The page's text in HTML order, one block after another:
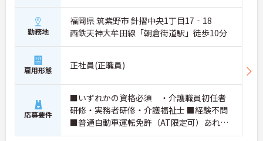
勤務地
福岡県 筑紫野市 針摺中央1丁目17‐18
西鉄天神大牟田線「朝倉街道駅」徒歩10分
雇用形態 正社員(正職員)
応募要件
■いずれかの資格必須 ・介護職員初任者
研修・実務者研修・介護福祉士 ■経験不問
■普通自動車運転免許（AT限定可）あれば
尚可